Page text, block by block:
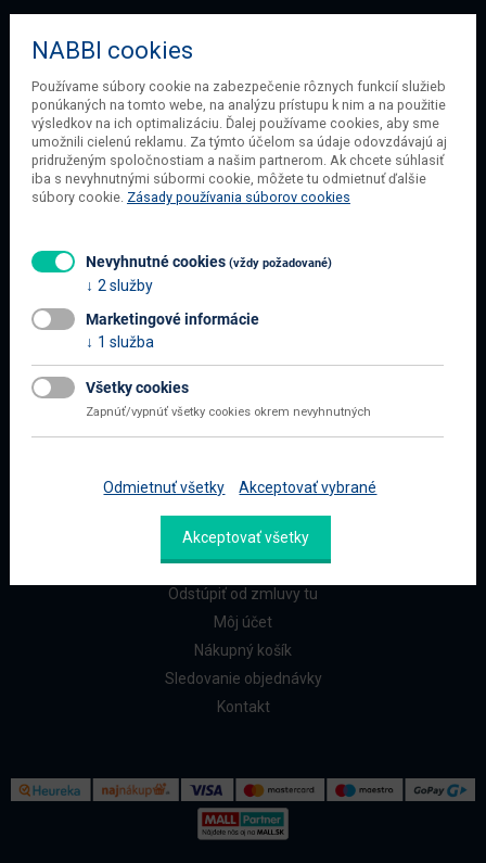
O SPOLOČNOSTI
O našej spoločnosti
Obchodné podmienky
Ochrana osobných údajov
Blog
Všetko o nákupe
Najčastejšie otázky
Doprava a platba
ZÁKAZNÍCI
Reklamačný formulár
Odstúpiť od zmluvy tu
Môj účet
Nákupný košík
Sledovanie objednávky
Kontakt
NABBI cookies
Používame súbory cookie na zabezpečenie rôznych funkcií služieb
ponúkaných na tomto webe, na analýzu prístupu k nim a na použitie
výsledkov na ich optimalizáciu. Ďalej používame cookies, aby sme
umožnili cielenú reklamu. Za týmto účelom sa údaje odovzdávajú aj
pridruženým spoločnostiam a našim partnerom. Ak chcete súhlasiť
iba s nevyhnutnými súbormi cookie, môžete tu odmietnuť ďalšie
súbory cookie. Zásady používania súborov cookies
Nevyhnutné cookies (vždy požadované)
2 služby
Marketingové informácie
1 služba
Všetky cookies
Zapnúť/vypnúť všetky cookies okrem nevyhnutných
Odmietnuť všetky Akceptovať vybrané
Akceptovať všetky